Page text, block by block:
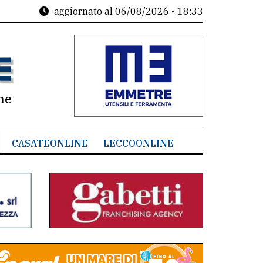
aggiornato al 06/08/2026 - 18:33
CASATEONLINE LECCOONLINE